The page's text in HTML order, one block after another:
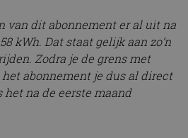
van dit abonnement er al uit na
kWh. Dat staat gelijk aan zo’n
Zodra je de grens met
abonnement je dus al direct
na de eerste maand